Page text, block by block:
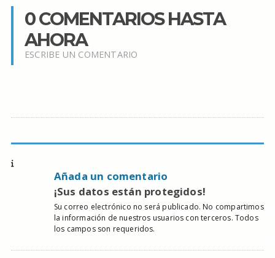
0 COMENTARIOS HASTA
AHORA
ESCRIBE UN COMENTARIO
Añada un comentario
¡Sus datos están protegidos!
Su correo electrónico no será publicado. No compartimos
la información de nuestros usuarios con terceros. Todos
los campos son requeridos.